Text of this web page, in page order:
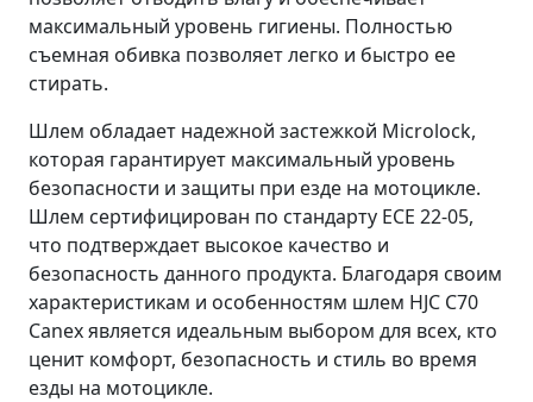
максимальный уровень гигиены. Полностью
съемная обивка позволяет легко и быстро ее
стирать.
Шлем обладает надежной застежкой Microlock,
которая гарантирует максимальный уровень
безопасности и защиты при езде на мотоцикле.
Шлем сертифицирован по стандарту ECE 22-05,
что подтверждает высокое качество и
безопасность данного продукта. Благодаря своим
характеристикам и особенностям шлем HJC C70
Canex является идеальным выбором для всех, кто
ценит комфорт, безопасность и стиль во время
езды на мотоцикле.